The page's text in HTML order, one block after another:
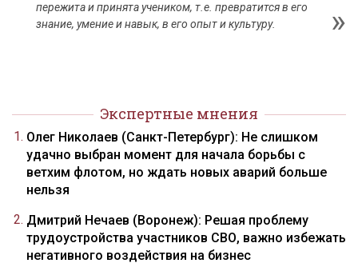
пережита и принята учеником, т.е. превратится в его
знание, умение и навык, в его опыт и культуру.
Экспертные мнения
Олег Николаев (Санкт-Петербург): Не слишком
удачно выбран момент для начала борьбы с
ветхим флотом, но ждать новых аварий больше
нельзя
Дмитрий Нечаев (Воронеж): Решая проблему
трудоустройства участников СВО, важно избежать
негативного воздействия на бизнес